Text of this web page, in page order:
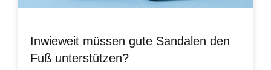
Inwieweit müssen gute Sandalen den
Fuß unterstützen?